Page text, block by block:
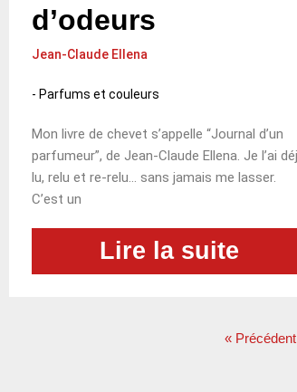
d’odeurs
Jean-Claude Ellena
- Parfums et couleurs
Mon livre de chevet s’appelle “Journal d’un
parfumeur”, de Jean-Claude Ellena. Je l’ai
lu, relu et re-relu… sans jamais me lasser.
C’est un
Lire la suite
« Précédent